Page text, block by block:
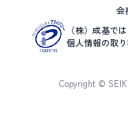
会
（株）成基で
個人情報の取
Copyright ©